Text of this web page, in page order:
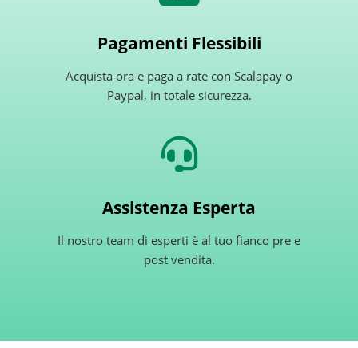
Pagamenti Flessibili
Acquista ora e paga a rate con Scalapay o
Paypal, in totale sicurezza.
Assistenza Esperta
Il nostro team di esperti è al tuo fianco pre e
post vendita.